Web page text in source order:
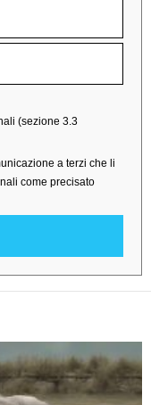
(sezione 3.3
a terzi che li
come precisato